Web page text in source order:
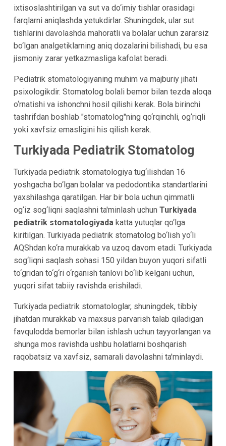
ixtisoslashtirilgan va sut va do‘imiy tishlar orasidagi
farqlarni aniqlashda yetukdirlar. Shuningdek, ular sut
tishlarini davolashda mahoratli va bolalar uchun zararsiz
bo‘lgan analgetiklarning aniq dozalarini bilishadi, bu esa
jismoniy zarar yetkazmasliga kafolat beradi.
Pediatrik stomatologiyaning muhim va majburiy jihati
psixologikdir. Stomatolog bolali bemor bilan tezda aloqa
o‘rnatishi va ishonchni hosil qilishi kerak. Bola birinchi
tashrifdan boshlab "stomatolog"ning qo‘rqinchli, og‘riqli
yoki xavfsiz emasligini his qilish kerak.
Turkiyada Pediatrik Stomatolog
Turkiyada pediatrik stomatologiya tug‘ilishdan 16
yoshgacha bo‘lgan bolalar va pedodontika standartlarini
yaxshilashga qaratilgan. Har bir bola uchun qimmatli
og‘iz sog‘liqni saqlashni ta'minlash uchun Turkiyada
pediatrik stomatologiyadakatta yutuqlar qo‘lga
kiritilgan. Turkiyada pediatrik stomatolog bo‘lish yo‘li
AQShdan ko‘ra murakkab va uzoq davom etadi. Turkiyada
sog‘liqni saqlash sohasi 150 yildan buyon yuqori sifatli
to‘gridan to‘g‘ri o‘rganish tanlovi bo‘lib kelgani uchun,
yuqori sifat tabiiy ravishda erishiladi.
Turkiyada pediatrik stomatologlar, shuningdek, tibbiy
jihatdan murakkab va maxsus parvarish talab qiladigan
favqulodda bemorlar bilan ishlash uchun tayyorlangan va
shunga mos ravishda ushbu holatlarni boshqarish
raqobatsiz va xavfsiz, samarali davolashni ta'minlaydi.